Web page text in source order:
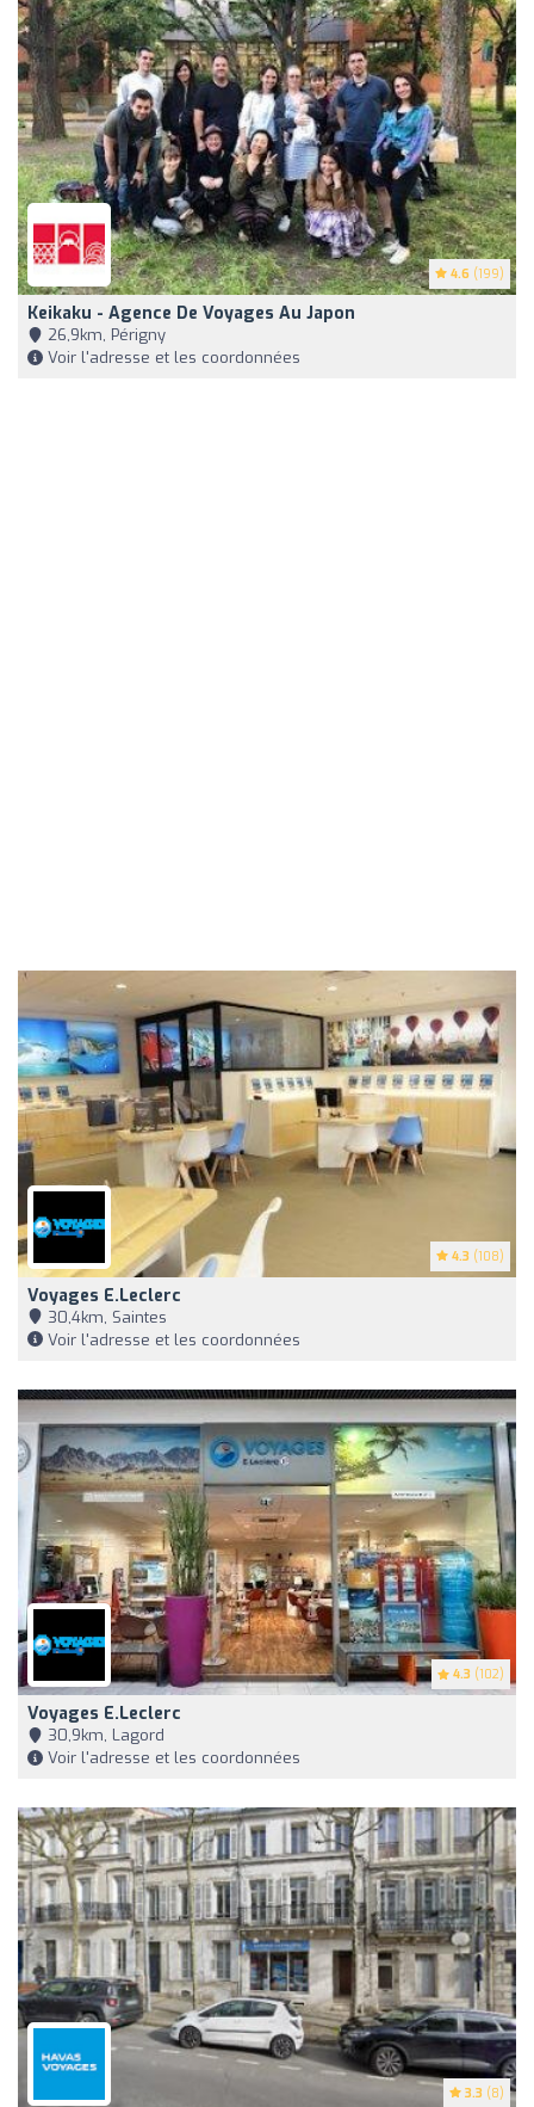
4.6 (199)
Keikaku - Agence De Voyages Au Japon
26,9km, Périgny
Voir l'adresse et les coordonnées
4.3 (108)
Voyages E.Leclerc
30,4km, Saintes
Voir l'adresse et les coordonnées
4.3 (102)
Voyages E.Leclerc
30,9km, Lagord
Voir l'adresse et les coordonnées
3.3 (8)